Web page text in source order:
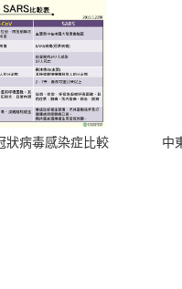
狀病毒感染症比較 中